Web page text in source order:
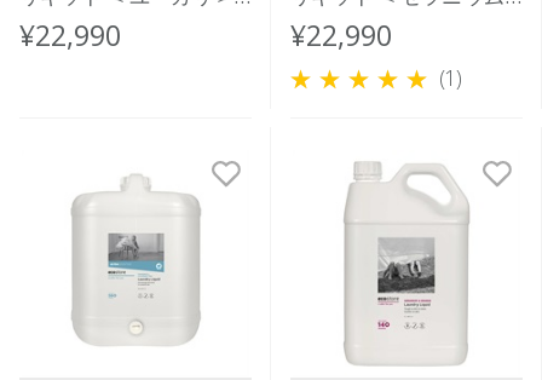
バルク 20L
¥22,990
＆オレンジ＞バルク 20L
¥22,990
(1)